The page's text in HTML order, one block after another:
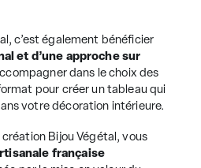
c’est également bénéficier
et d’une approche sur
dans le choix des
pour créer un tableau qui
votre décoration intérieure.
Bijou Végétal, vous
française